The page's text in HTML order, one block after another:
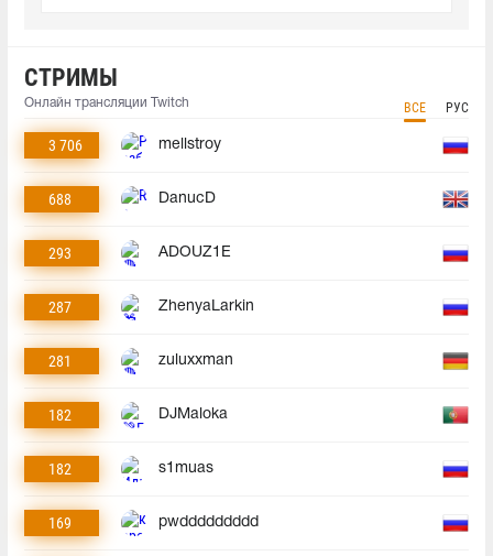
СТРИМЫ
Онлайн трансляции Twitch ВСЕ РУС
3 706 mellstroy
688 DanucD
293 ADOUZ1E
287 ZhenyaLarkin
281 zuluxxman
182 DJMaloka
182 s1muas
169 pwddddddddd